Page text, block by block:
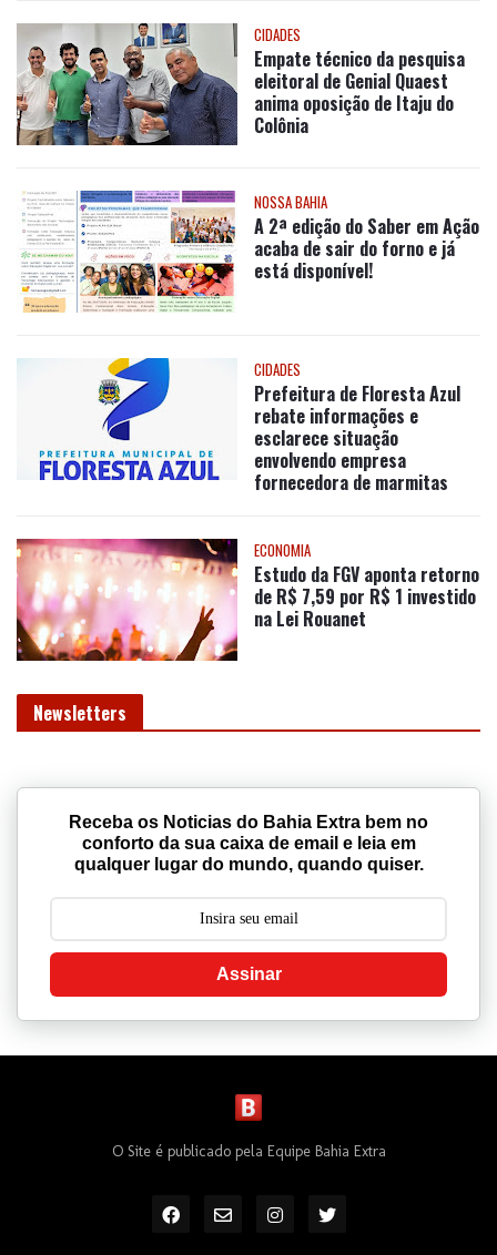
CIDADES
Empate técnico da pesquisa
eleitoral de Genial Quaest
anima oposição de Itaju do
Colônia
NOSSA BAHIA
A 2ª edição do Saber em Ação
acaba de sair do forno e já
está disponível!
CIDADES
Prefeitura de Floresta Azul
rebate informações e
esclarece situação
envolvendo empresa
fornecedora de marmitas
ECONOMIA
Estudo da FGV aponta retorno
de R$ 7,59 por R$ 1 investido
na Lei Rouanet
Newsletters
Receba os Noticias do Bahia Extra bem no
conforto da sua caixa de email e leia em
qualquer lugar do mundo, quando quiser.
Assinar
O Site é publicado pela Equipe Bahia Extra